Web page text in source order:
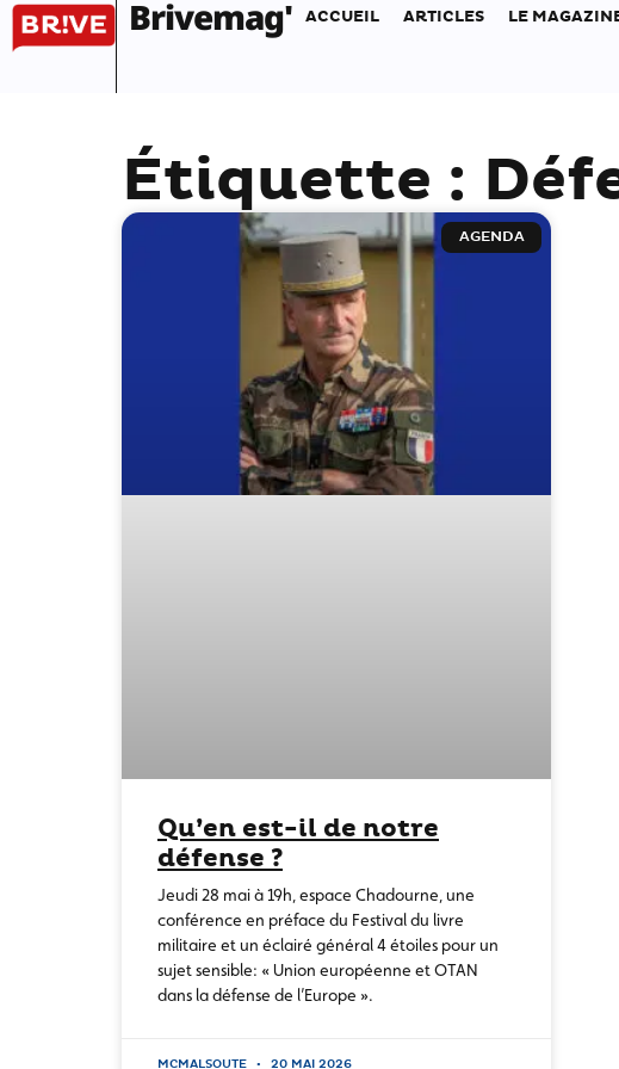
Brivemag' ACCUEIL ARTICLES LE
Étiquette :
AGENDA
Qu’en est-il de notre
défense ?
Jeudi 28 mai à 19h, espace Chadourne, une
conférence en préface du Festival du livre
militaire et un éclairé général 4 étoiles pour un
sujet sensible: « Union européenne et OTAN
dans la défense de l’Europe ».
MCMALSOUTE 20 MAI 2026